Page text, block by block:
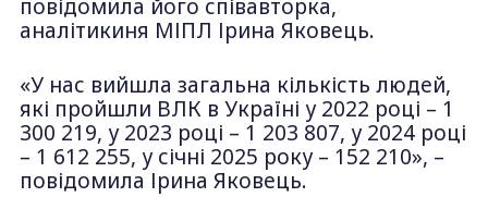
повідомила його співавторка,
аналітикиня МІПЛ Ірина Яковець.
«У нас вийшла загальна кількість людей,
які пройшли ВЛК в Україні у 2022 році – 1
300 219, у 2023 році – 1 203 807, у 2024 році
– 1 612 255, у січні 2025 року – 152 210», –
повідомила Ірина Яковець.